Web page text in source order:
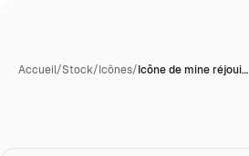
Accueil/Stock/Icônes/Icône de mine réjoui…